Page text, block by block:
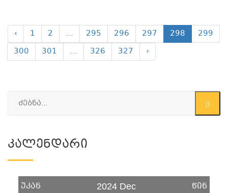
‹ 1 2 ... 295 296 297 298
299
300
301 ... 326 327 ›
Კალენდარი
უკან 2024 Dec წინ